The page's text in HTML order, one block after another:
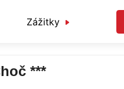
Zážitky
***